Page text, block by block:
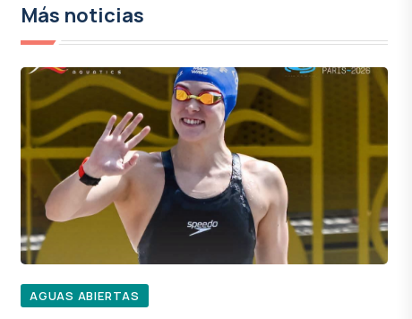
Más noticias
AGUAS ABIERTAS